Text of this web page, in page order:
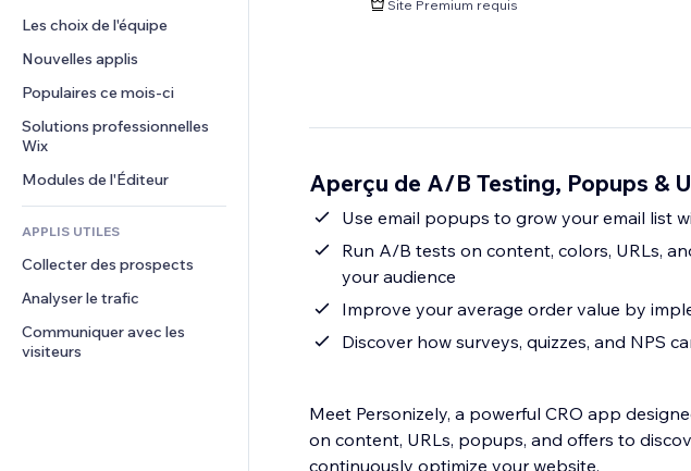
E-mail
Coupons et fidélisation
Solutions d'entreposage
Financement participatif
Alimentation et boissons
Vidéo
PDF
Partage de fichiers
Actualités
Services de contenu
Effets de texte
Modèles de pages
Effets sur images
Boutons et menus
Bannières et badges
Calculateurs
Rechercher
Sondages
Chat
Commentaires
Téléphone
Communauté
Avis et commentaires
Les choix de l'équipe
Nouvelles applis
Populaires ce mois‑ci
Solutions professionnelles
Wix
Modules de l'Éditeur
APPLIS UTILES
Collecter des prospects
Analyser le trafic
Communiquer avec les
visiteurs
Site Premium requis
Aperçu de A/B Testing, Popups &
Use email popups to grow your email list
Run A/B tests on content, colors, URLs,
your audience
Improve your average order value by
Discover how surveys, quizzes, and NPS
Meet Personizely, a powerful CRO app
on content, URLs, popups, and offers to
continuously optimize your website.